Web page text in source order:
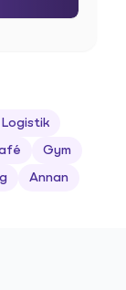
Gym
Annan